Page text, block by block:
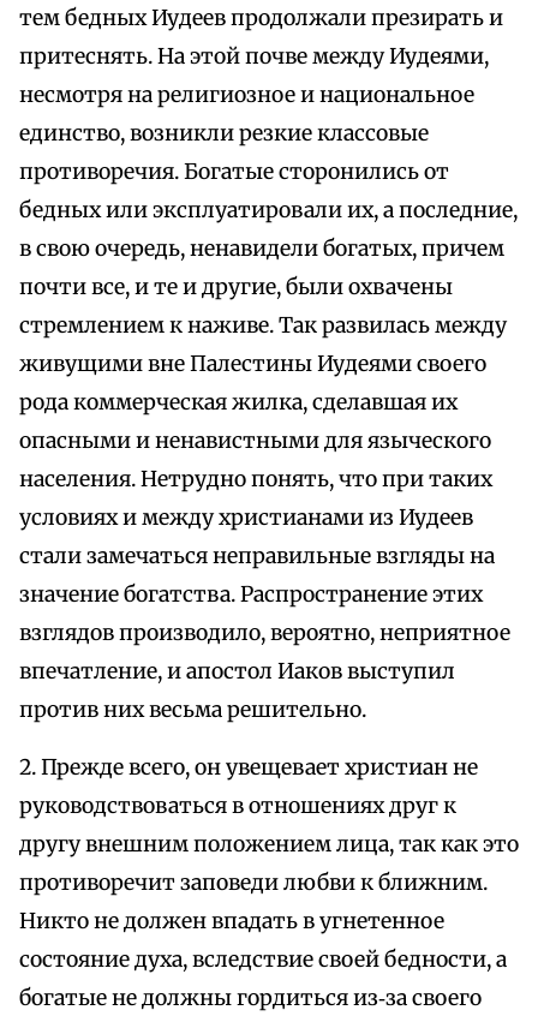
тем бедных Иудеев продолжали презирать и
притеснять. На этой почве между Иудеями,
несмотря на религиозное и национальное
единство, возникли резкие классовые
противоречия. Богатые сторонились от
бедных или эксплуатировали их, а последние,
в свою очередь, ненавидели богатых, причем
почти все, и те и другие, были охвачены
стремлением к наживе. Так развилась между
живущими вне Палестины Иудеями своего
рода коммерческая жилка, сделавшая их
опасными и ненавистными для языческого
населения. Нетрудно понять, что при таких
условиях и между христианами из Иудеев
стали замечаться неправильные взгляды на
значение богатства. Распространение этих
взглядов производило, вероятно, неприятное
впечатление, и апостол Иаков выступил
против них весьма решительно.
2. Прежде всего, он увещевает христиан не
руководствоваться в отношениях друг к
другу внешним положением лица, так как это
противоречит заповеди любви к ближним.
Никто не должен впадать в угнетенное
состояние духа, вследствие своей бедности, а
богатые не должны гордиться из‑за своего